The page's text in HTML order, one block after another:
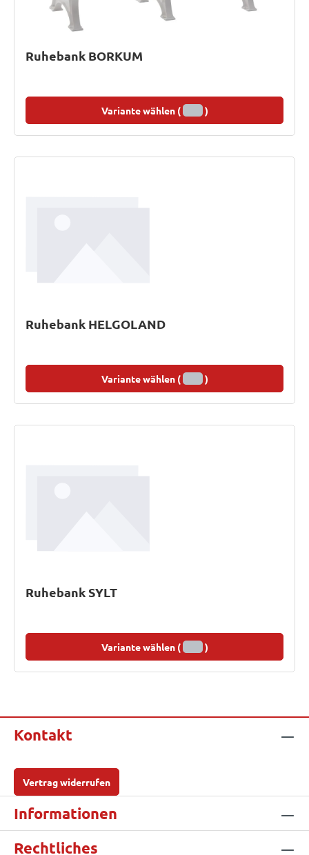
Ruhebank BORKUM
Variante wählen ( )
Ruhebank HELGOLAND
Variante wählen ( )
Ruhebank SYLT
Variante wählen ( )
Kontakt
Vertrag widerrufen
Informationen
Rechtliches